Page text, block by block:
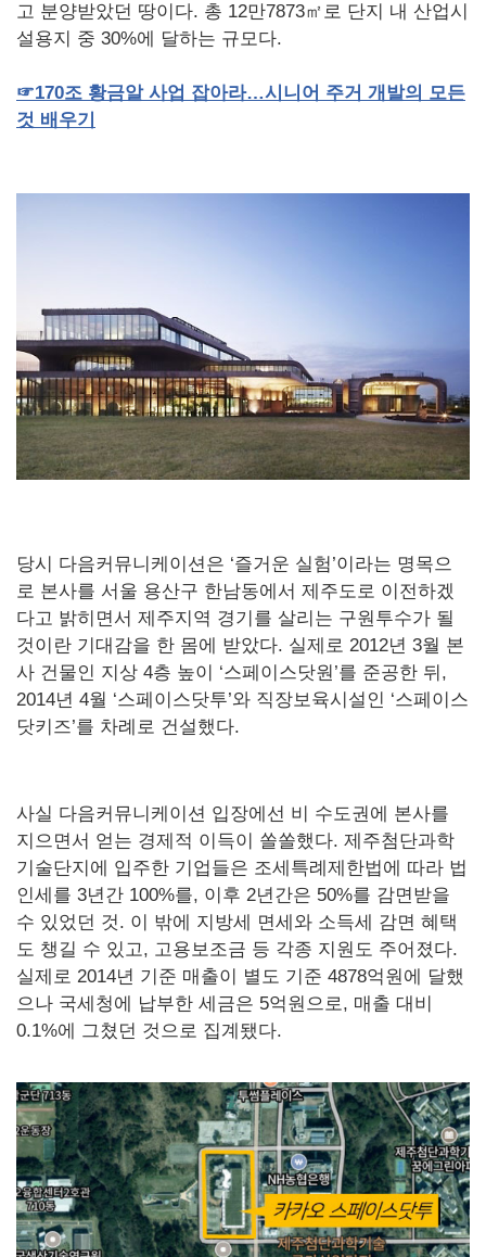
고 분양받았던 땅이다. 총 12만7873㎡로 단지 내 산업시
설용지 중 30%에 달하는 규모다.
☞170조 황금알 사업 잡아라…시니어 주거 개발의 모든
것 배우기
당시 다음커뮤니케이션은 ‘즐거운 실험’이라는 명목으
로 본사를 서울 용산구 한남동에서 제주도로 이전하겠
다고 밝히면서 제주지역 경기를 살리는 구원투수가 될
것이란 기대감을 한 몸에 받았다. 실제로 2012년 3월 본
사 건물인 지상 4층 높이 ‘스페이스닷원’를 준공한 뒤,
2014년 4월 ‘스페이스닷투’와 직장보육시설인 ‘스페이스
닷키즈’를 차례로 건설했다.
사실 다음커뮤니케이션 입장에선 비 수도권에 본사를
지으면서 얻는 경제적 이득이 쏠쏠했다. 제주첨단과학
기술단지에 입주한 기업들은 조세특례제한법에 따라 법
인세를 3년간 100%를, 이후 2년간은 50%를 감면받을
수 있었던 것. 이 밖에 지방세 면세와 소득세 감면 혜택
도 챙길 수 있고, 고용보조금 등 각종 지원도 주어졌다.
실제로 2014년 기준 매출이 별도 기준 4878억원에 달했
으나 국세청에 납부한 세금은 5억원으로, 매출 대비
0.1%에 그쳤던 것으로 집계됐다.